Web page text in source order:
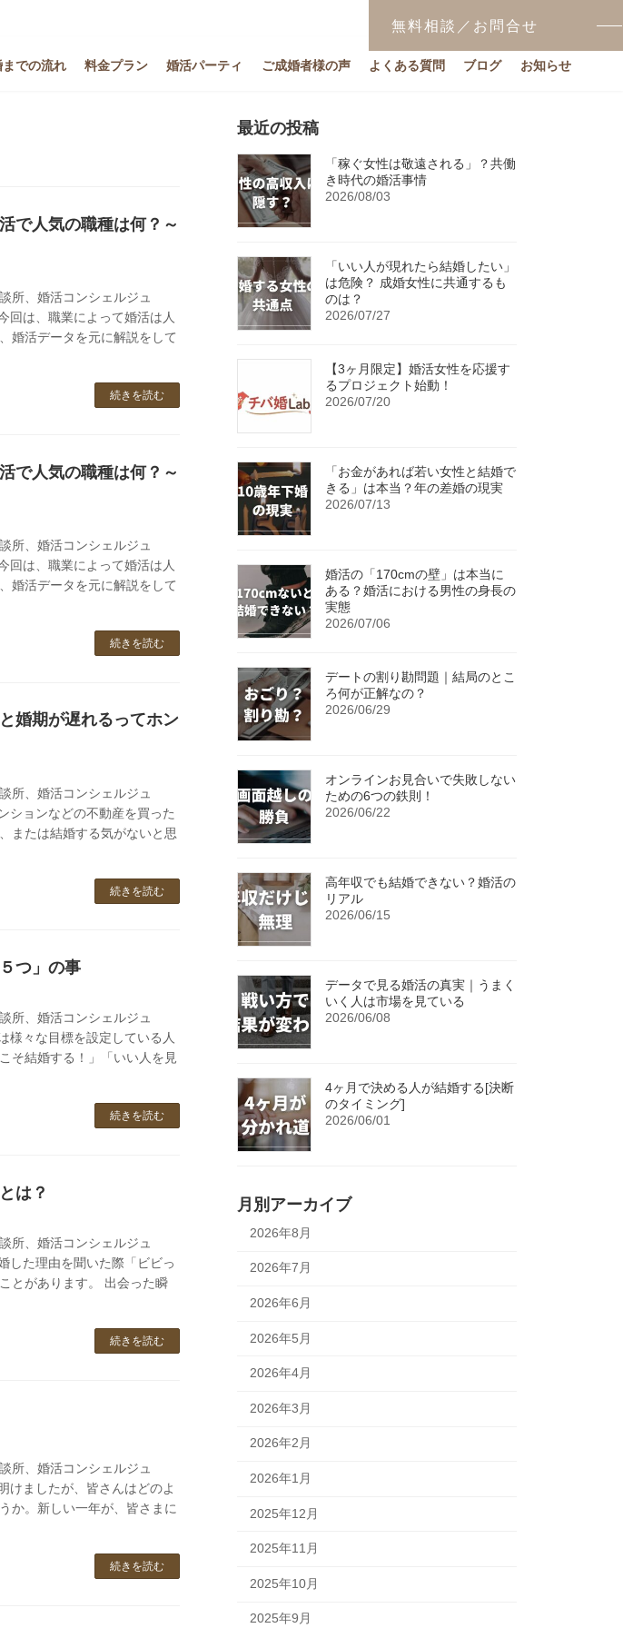
無料相談／お問合せ
までの流れ 料金プラン 婚活パーティ ご成婚者様の声 よくある質問 ブログ お知らせ
で人気の職種は何？～
所、婚活コンシェルジュ
回は、職業によって婚活は人
婚活データを元に解説をして
続きを読む
で人気の職種は何？～
所、婚活コンシェルジュ
回は、職業によって婚活は人
婚活データを元に解説をして
続きを読む
婚期が遅れるってホン
所、婚活コンシェルジュ
ションなどの不動産を買った
または結婚する気がないと思
続きを読む
つ」の事
所、婚活コンシェルジュ
様々な目標を設定している人
そ結婚する！」「いい人を見
続きを読む
は？
所、婚活コンシェルジュ
した理由を聞いた際「ビビっ
とがあります。 出会った瞬
続きを読む
所、婚活コンシェルジュ
けましたが、皆さんはどのよ
か。新しい一年が、皆さまに
続きを読む
最近の投稿
「稼ぐ女性は敬遠される」？共働
き時代の婚活事情
2026/08/03
「いい人が現れたら結婚したい」
は危険？ 成婚女性に共通するも
のは？
2026/07/27
【3ヶ月限定】婚活女性を応援す
るプロジェクト始動！
2026/07/20
「お金があれば若い女性と結婚で
きる」は本当？年の差婚の現実
2026/07/13
婚活の「170cmの壁」は本当に
ある？婚活における男性の身長の
実態
2026/07/06
デートの割り勘問題｜結局のとこ
ろ何が正解なの？
2026/06/29
オンラインお見合いで失敗しない
ための6つの鉄則！
2026/06/22
高年収でも結婚できない？婚活の
リアル
2026/06/15
データで見る婚活の真実｜うまく
いく人は市場を見ている
2026/06/08
4ヶ月で決める人が結婚する[決断
のタイミング]
2026/06/01
月別アーカイブ
2026年8月
2026年7月
2026年6月
2026年5月
2026年4月
2026年3月
2026年2月
2026年1月
2025年12月
2025年11月
2025年10月
2025年9月